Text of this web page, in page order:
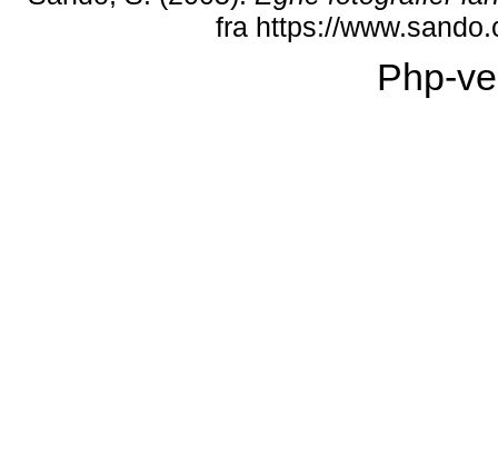
fra https://
Php-